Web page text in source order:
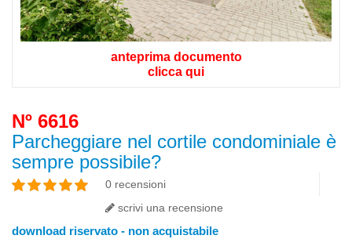
anteprima documento
clicca qui
Nº 6616
Parcheggiare nel cortile condominiale è
sempre possibile?
0 recensioni
scrivi una recensione
download riservato - non acquistabile